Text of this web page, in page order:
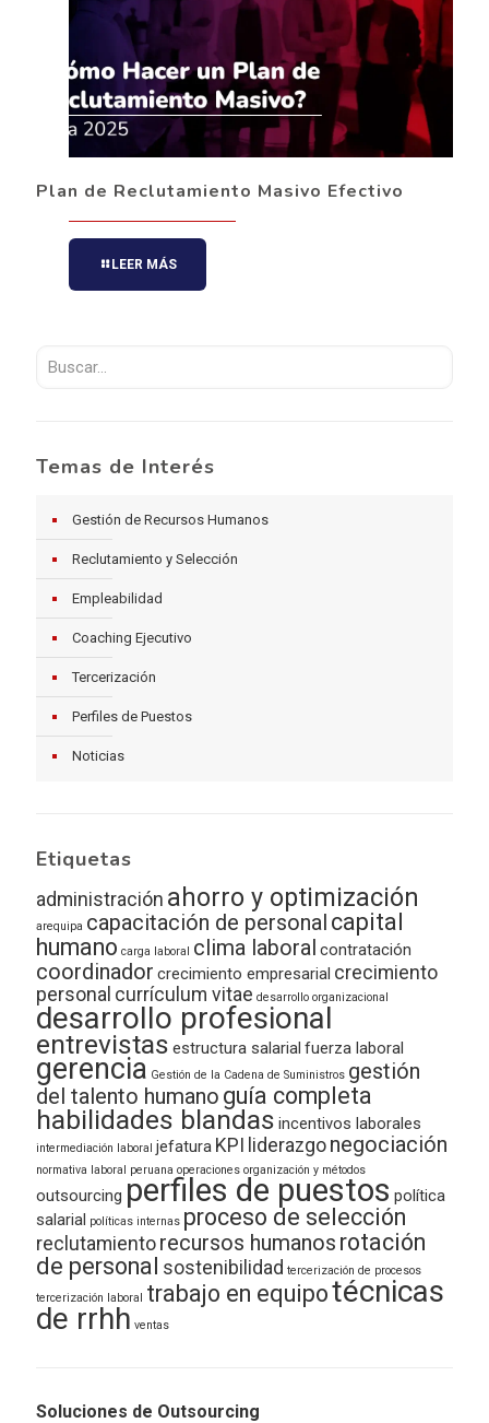
Plan de Reclutamiento Masivo Efectivo
LEER MÁS
Temas de Interés
Gestión de Recursos Humanos
Reclutamiento y Selección
Empleabilidad
Coaching Ejecutivo
Tercerización
Perfiles de Puestos
Noticias
Etiquetas
administración ahorro y optimización
arequipa capacitación de personal capital
humano carga laboral clima laboral contratación
coordinador crecimiento empresarial crecimiento
personal currículum vitae desarrollo organizacional
desarrollo profesional
entrevistas estructura salarial fuerza laboral
gerencia Gestión de la Cadena de Suministros gestión
del talento humano guía completa
habilidades blandas incentivos laborales
intermediación laboral jefatura KPI liderazgo negociación
normativa laboral peruana operaciones organización y métodos
outsourcing perfiles de puestos política
salarial políticas internas proceso de selección
reclutamiento recursos humanos rotación
de personal sostenibilidad tercerización de procesos
tercerización laboral trabajo en equipotécnicas
de rrhh ventas
Soluciones de Outsourcing